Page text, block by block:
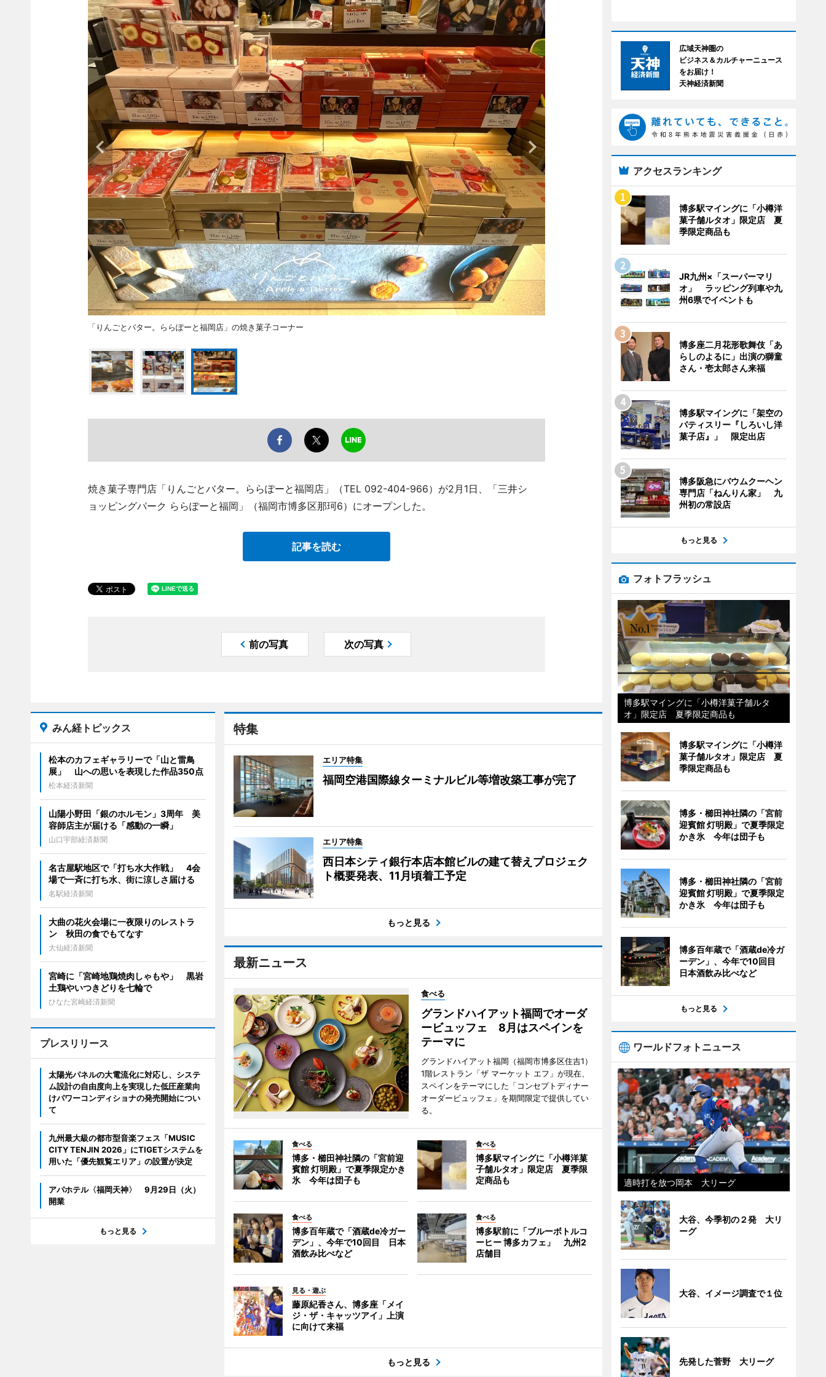
「りんごとバター。ららぽーと福岡店」の焼き菓子コーナー
焼き菓子専門店「りんごとバター。ららぽーと福岡店」（TEL 092-404-966）が2月1日、「三井シ
ョッピングパーク ららぽーと福岡」（福岡市博多区那珂6）にオープンした。
記事を読む
前の写真 次の写真
特集
エリア特集
福岡空港国際線ターミナルビル等増改築工事が完了
エリア特集
西日本シティ銀行本店本館ビルの建て替えプロジェク
ト概要発表、11月頃着工予定
もっと見る
最新ニュース
食べる
グランドハイアット福岡でオーダ
ービュッフェ 8月はスペインを
テーマに
グランドハイアット福岡（福岡市博多区住吉1）
1階レストラン「ザ マーケット エフ」が現在、
スペインをテーマにした「コンセプトディナー
オーダービュッフェ」を期間限定で提供してい
る。
食べる
博多・櫛田神社隣の「宮前迎
賓館 灯明殿」で夏季限定かき
氷 今年は団子も
食べる
博多駅マイングに「小樽洋菓
子舗ルタオ」限定店 夏季限
定商品も
食べる
博多百年蔵で「酒蔵de冷ガー
デン」、今年で10回目 日本
酒飲み比べなど
食べる
博多駅前に「ブルーボトルコ
ーヒー 博多カフェ」 九州2
店舗目
見る・遊ぶ
藤原紀香さん、博多座「メイ
ジ・ザ・キャッツアイ」上演
に向けて来福
もっと見る
みん経トピックス
松本のカフェギャラリーで「山と雷鳥
展」 山への思いを表現した作品350点
松本経済新聞
山陽小野田「銀のホルモン」3周年 美
容師店主が届ける「感動の一瞬」
山口宇部経済新聞
名古屋駅地区で「打ち水大作戦」 4会
場で一斉に打ち水、街に涼しさ届ける
名駅経済新聞
大曲の花火会場に一夜限りのレストラ
ン 秋田の食でもてなす
大仙経済新聞
宮崎に「宮崎地鶏焼肉しゃもや」 黒岩
土鶏やいつきどりを七輪で
ひなた宮崎経済新聞
プレスリリース
太陽光パネルの大電流化に対応し、システ
ム設計の自由度向上を実現した低圧産業向
けパワーコンディショナの発売開始につい
て
九州最大級の都市型音楽フェス「MUSIC
CITY TENJIN 2026」にTIGETシステムを
用いた「優先観覧エリア」の設置が決定
アパホテル〈福岡天神〉 9月29日（火）
開業
もっと見る
広域天神圏の
ビジネス＆カルチャーニュース
をお届け！
天神経済新聞
アクセスランキング
博多駅マイングに「小樽洋
菓子舗ルタオ」限定店 夏
季限定商品も
JR九州×「スーパーマリ
オ」 ラッピング列車や九
州6県でイベントも
博多座二月花形歌舞伎「あ
らしのよるに」出演の獅童
さん・壱太郎さん来福
博多駅マイングに「架空の
パティスリー『しろいし洋
菓子店』」 限定出店
博多阪急にバウムクーヘン
専門店「ねんりん家」 九
州初の常設店
もっと見る
フォトフラッシュ
博多駅マイングに「小樽洋菓子舗ルタ
オ」限定店 夏季限定商品も
博多駅マイングに「小樽洋
菓子舗ルタオ」限定店 夏
季限定商品も
博多・櫛田神社隣の「宮前
迎賓館 灯明殿」で夏季限定
かき氷 今年は団子も
博多・櫛田神社隣の「宮前
迎賓館 灯明殿」で夏季限定
かき氷 今年は団子も
博多百年蔵で「酒蔵de冷ガ
ーデン」、今年で10回目
日本酒飲み比べなど
もっと見る
ワールドフォトニュース
適時打を放つ岡本 大リーグ
大谷、今季初の２発 大リ
ーグ
大谷、イメージ調査で１位
先発した菅野 大リーグ